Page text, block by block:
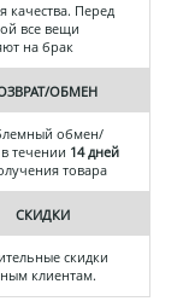
качества. Перед
все вещи
на брак
ОБМЕН
обмен/
течении 14 дней
товара
СКИДКИ
скидки
клиентам.